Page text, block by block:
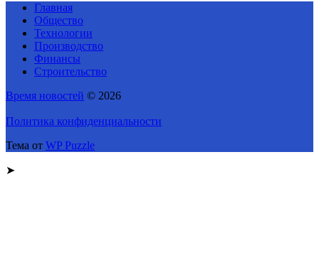
Главная
Общество
Технологии
Производство
Финансы
Строительство
Время новостей © 2026
Политика конфиденциальности
Тема от WP Puzzle
➤